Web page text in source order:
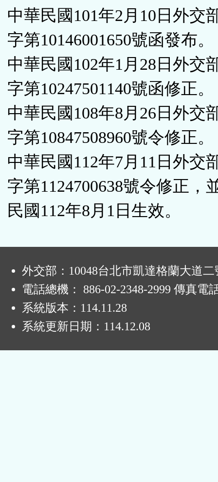
功
能
按
鈕
區
中華民國101年2月10日外交
字第10146001650號函發布。
中華民國102年1月28日外交
字第10247501140號函修正。
中華民國108年8月26日外交
字第10847508960號令修正。
中華民國112年7月11日外交
字第1124700638號令修正，
民國112年8月1日生效。
外交部：10048台北市凱達格蘭大道二
電話總機： 886-02-2348-2999 傳真電
系統版本： 114.11.28
系統更新日期： 114.12.08